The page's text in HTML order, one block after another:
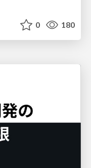
0 180